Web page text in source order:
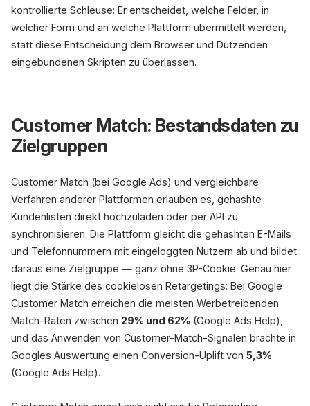
kontrollierte Schleuse: Er entscheidet, welche Felder, in
welcher Form und an welche Plattform übermittelt werden,
statt diese Entscheidung dem Browser und Dutzenden
eingebundenen Skripten zu überlassen.
Customer Match: Bestandsdaten zu
Zielgruppen
Customer Match (bei Google Ads) und vergleichbare
Verfahren anderer Plattformen erlauben es, gehashte
Kundenlisten direkt hochzuladen oder per API zu
synchronisieren. Die Plattform gleicht die gehashten E-Mails
und Telefonnummern mit eingeloggten Nutzern ab und bildet
daraus eine Zielgruppe — ganz ohne 3P-Cookie. Genau hier
liegt die Stärke des cookielosen Retargetings: Bei Google
Customer Match erreichen die meisten Werbetreibenden
Match-Raten zwischen 29% und 62% (Google Ads Help),
und das Anwenden von Customer-Match-Signalen brachte in
Googles Auswertung einen Conversion-Uplift von 5,3%
(Google Ads Help).